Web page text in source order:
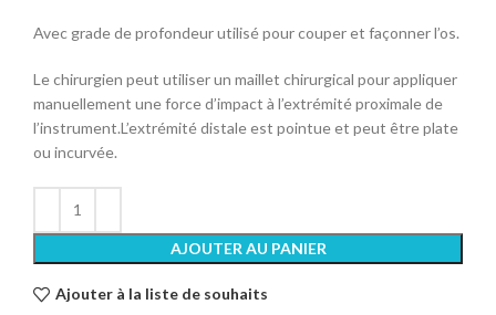
Avec grade de profondeur utilisé pour couper et façonner l’os.
Le chirurgien peut utiliser un maillet chirurgical pour appliquer
manuellement une force d’impact à l’extrémité proximale de
l’instrument.L’extrémité distale est pointue et peut être plate
ou incurvée.
AJOUTER AU PANIER
Ajouter à la liste de souhaits